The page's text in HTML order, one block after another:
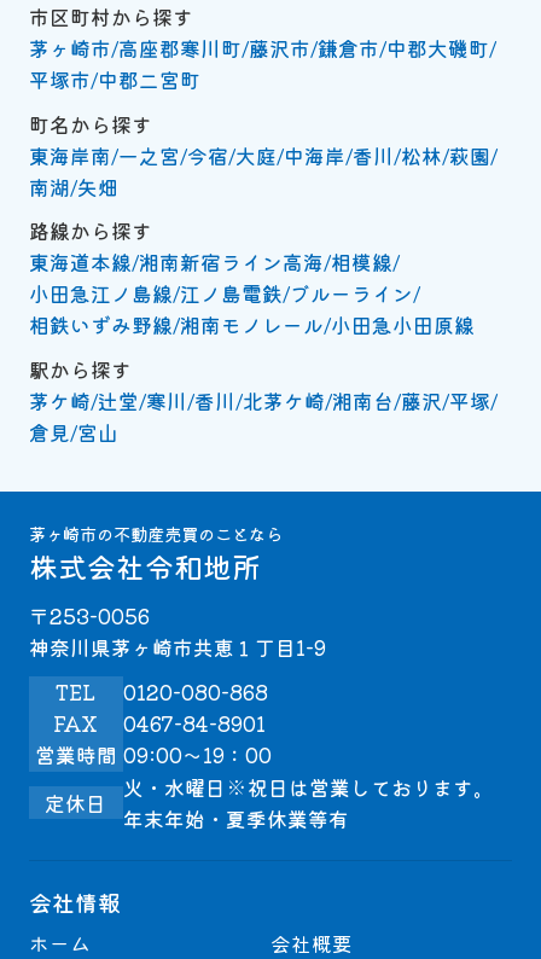
市区町村から探す
茅ヶ崎市 高座郡寒川町 藤沢市 鎌倉市 中郡大磯町
平塚市 中郡二宮町
町名から探す
東海岸南 一之宮 今宿 大庭 中海岸 香川 松林 萩園
南湖 矢畑
路線から探す
東海道本線 湘南新宿ライン高海 相模線
小田急江ノ島線 江ノ島電鉄 ブルーライン
相鉄いずみ野線 湘南モノレール 小田急小田原線
駅から探す
茅ケ崎 辻堂 寒川 香川 北茅ケ崎 湘南台 藤沢 平塚
倉見 宮山
茅ヶ崎市の不動産売買のことなら
株式会社令和地所
〒253-0056
神奈川県茅ヶ崎市共恵１丁目1-9
TEL
0120-080-868
FAX
0467-84-8901
営業時間 09:00～19：00
定休日
火・水曜日※祝日は営業しております。
年末年始・夏季休業等有
会社情報
ホーム
会社概要